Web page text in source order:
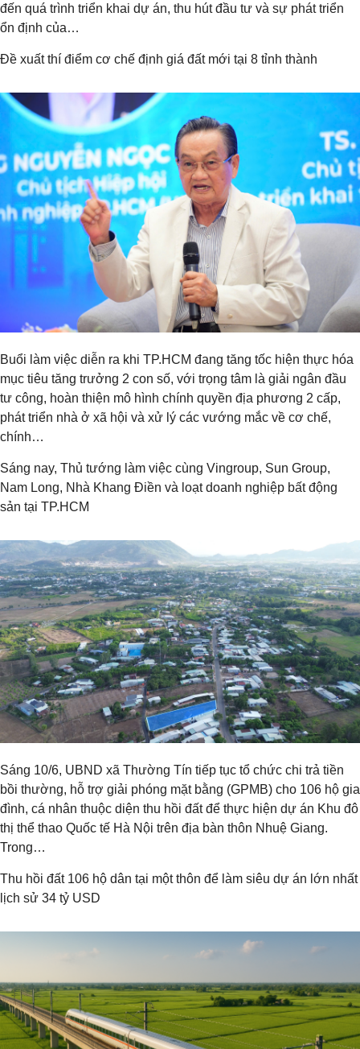
đến quá trình triển khai dự án, thu hút đầu tư và sự phát triển
ổn định của…
Đề xuất thí điểm cơ chế định giá đất mới tại 8 tỉnh thành
Buổi làm việc diễn ra khi TP.HCM đang tăng tốc hiện thực hóa
mục tiêu tăng trưởng 2 con số, với trọng tâm là giải ngân đầu
tư công, hoàn thiện mô hình chính quyền địa phương 2 cấp,
phát triển nhà ở xã hội và xử lý các vướng mắc về cơ chế,
chính…
Sáng nay, Thủ tướng làm việc cùng Vingroup, Sun Group,
Nam Long, Nhà Khang Điền và loạt doanh nghiệp bất động
sản tại TP.HCM
Sáng 10/6, UBND xã Thường Tín tiếp tục tổ chức chi trả tiền
bồi thường, hỗ trợ giải phóng mặt bằng (GPMB) cho 106 hộ gia
đình, cá nhân thuộc diện thu hồi đất để thực hiện dự án Khu đô
thị thể thao Quốc tế Hà Nội trên địa bàn thôn Nhuệ Giang.
Trong…
Thu hồi đất 106 hộ dân tại một thôn để làm siêu dự án lớn nhất
lịch sử 34 tỷ USD